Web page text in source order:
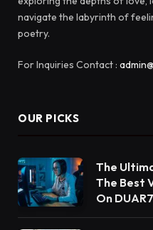
navigate the labyrinth of
poetry.
For Inquiries Contact :
OUR PICKS
The
The Best
On